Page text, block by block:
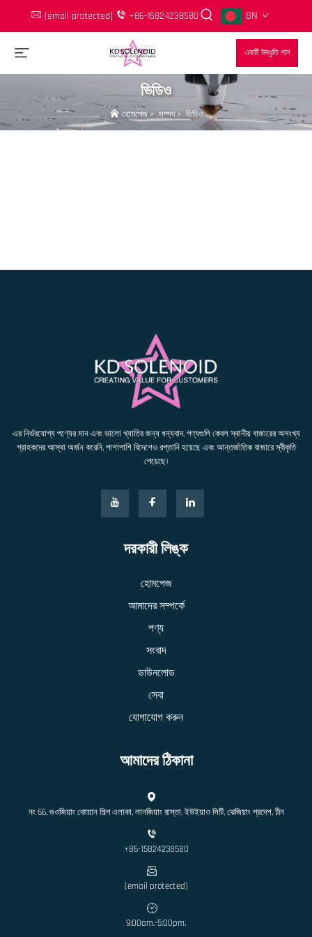
[email protected] +86-15824238580 BN
একটি উদ্ধৃতি পান
ভিডিও
হোমপেজ> সম্পদ>ভিডিও
এর নির্ভরযোগ্য পণ্যের মান এবং ভালো খ্যাতির জন্য ধন্যবাদ, পণ্যগুলি কেবল স্থানীয় বাজারের অসংখ্য
গ্রাহকদের আস্থা অর্জন করেনি, পাশাপাশি বিদেশেও রপ্তানি হয়েছে এবং আন্তর্জাতিক বাজারে স্বীকৃতি
পেয়েছে।
দরকারী লিঙ্ক
হোমপেজ
আমাদের সম্পর্কে
পণ্য
সংবাদ
ডাউনলোড
সেবা
যোগাযোগ করুন
আমাদের ঠিকানা
নং 66, গুওজিয়াং কোয়ান শিল্প এলাকা, লানজিয়াং রাস্তা, ইউইয়াও সিটি, ঝেজিয়াং প্রদেশ, চীন
+86-15824238580
[email protected]
9:00am.-5:00pm.